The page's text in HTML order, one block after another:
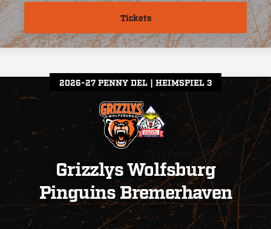
Tickets
2026-27 PENNY DEL HEIMSPIEL 3
Grizzlys Wolfsburg
Pinguins Bremerhaven